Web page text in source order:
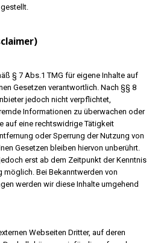
§ 7 Abs.1 TMG für eigene Inhalte auf
Gesetzen verantwortlich. Nach §§ 8
jedoch nicht verpflichtet,
Informationen zu überwachen oder
auf eine rechtswidrige Tätigkeit
oder Sperrung der Nutzung von
Gesetzen bleiben hiervon unberührt.
erst ab dem Zeitpunkt der Kenntnis
möglich. Bei Bekanntwerden von
werden wir diese Inhalte umgehend
Webseiten Dritter, auf deren